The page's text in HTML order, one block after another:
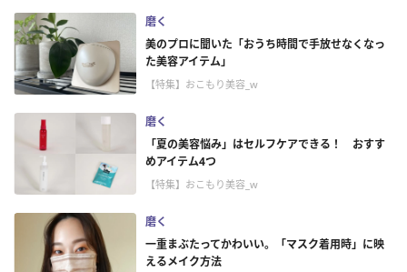
磨く
美のプロに聞いた「おうち時間で手放せなくなっ
た美容アイテム」
【特集】おこもり美容_w
磨く
「夏の美容悩み」はセルフケアできる！ おすす
めアイテム4つ
【特集】おこもり美容_w
磨く
一重まぶたってかわいい。「マスク着用時」に映
えるメイク方法